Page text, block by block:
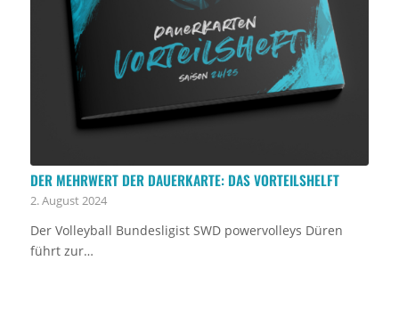
DER MEHRWERT DER DAUERKARTE: DAS VORTEILSHELFT
2. August 2024
Der Volleyball Bundesligist SWD powervolleys Düren
führt zur…